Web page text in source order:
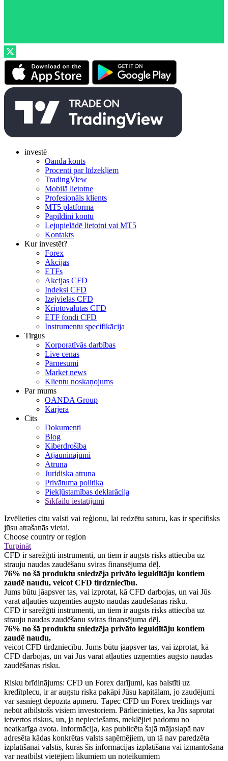
investē
Oanda konts
Procenti par līdzekļiem
TradingView
Mobilā lietotne
Profesionāls klients
MT5 platforma
Papildini kontu
Lejupielādē lietotni vai MT5
Kontakts
Kur investēt?
Forex
Akcijas
ETFs
Akcijas CFD
Indeksi CFD
Izejvielas CFD
Kriptovalūtas CFD
ETF fondi CFD
Instrumentu specifikācija
Tirgus
Korporatīvās darbības
Live cenas
Pārnesumi
Market news
Klientu noskaņojums
Par mums
OANDA Group
Karjera
Cits
Dokumenti
Blog
Kiberdrošība
Atjauninājumi
Atruna
Juridiska atruna
Privātuma politika
Piekļūstamības deklarācija
Sīkfailu iestatījumi
Izvēlieties citu valsti vai reģionu, lai redzētu saturu, kas ir specifisks
jūsu atrašanās vietai.
Choose country or region
Turpināt
CFD ir sarežģīti instrumenti, un tiem ir augsts risks attiecībā uz
strauju naudas zaudēšanu sviras finansējuma dēļ.
76% no šā produktu sniedzēja privāto ieguldītāju kontiem
zaudē naudu, veicot CFD tirdzniecību.
Jums būtu jāapsver tas, vai izprotat, kā CFD darbojas, un vai Jūs
varat atļauties uzņemties augsto naudas zaudēšanas risku.
CFD ir sarežģīti instrumenti, un tiem ir augsts risks attiecībā uz
strauju naudas zaudēšanu sviras finansējuma dēļ.
76% no šā produktu sniedzēja privāto ieguldītāju kontiem
zaudē naudu,
veicot CFD tirdzniecību. Jums būtu jāapsver tas, vai izprotat, kā
CFD darbojas, un vai Jūs varat atļauties uzņemties augsto naudas
zaudēšanas risku.
Risku brīdinājums: CFD un Forex darījumi, kas balstīti uz
kredītplecu, ir ar augstu riska pakāpi Jūsu kapitālam, jo zaudējumi
var sasniegt depozīta apmēru. Tāpēc CFD un Forex treidings var
nebūt atbilstošs visiem investoriem. Pārliecinieties, ka Jūs saprotat
ietvertos riskus, un, ja nepieciešams, meklējiet padomu no
neatkarīga avota. Informācija, kas publicēta šajā mājaslapā nav
adresēta kādas konkrētas valsts saņēmējiem, un tā nav paredzēta
izplatīšanai valstīs, kurās šīs informācijas izplatīšana vai izmantošana
var neatbilst vietējiem likumiem un noteikumiem